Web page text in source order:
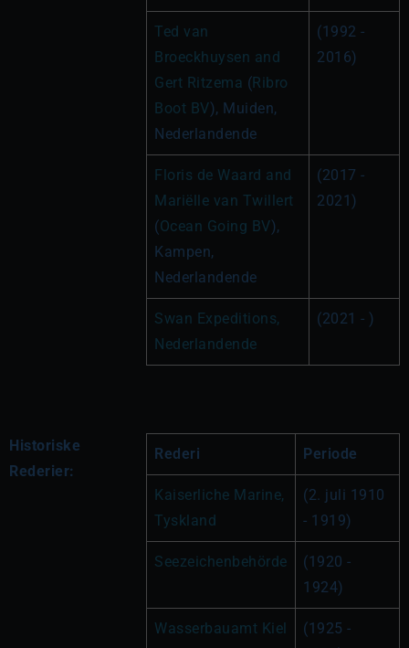
Ted van
Broeckhuysen and
Gert Ritzema (Ribro
Boot BV), Muiden,
Nederlandende
(1992 -
2016)
Floris de Waard and
Mariëlle van Twillert
(Ocean Going BV),
Kampen,
Nederlandende
(2017 -
2021)
Swan Expeditions,
Nederlandende
(2021 - )
Historiske
Rederier:
Rederi Periode
Kaiserliche Marine,
Tyskland
(2. juli 1910
- 1919)
Seezeichenbehörde
(1920 -
1924)
Wasserbauamt Kiel
(1925 -